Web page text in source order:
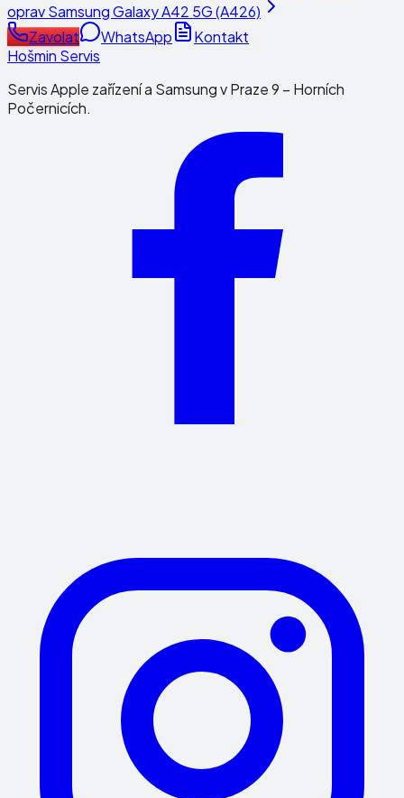
opravSamsung Galaxy A42 5G (A426)
Zavolat
WhatsApp
Kontakt
Hošmin Servis
Servis Apple zařízení a Samsung v Praze 9 – Horních
Počernicích.